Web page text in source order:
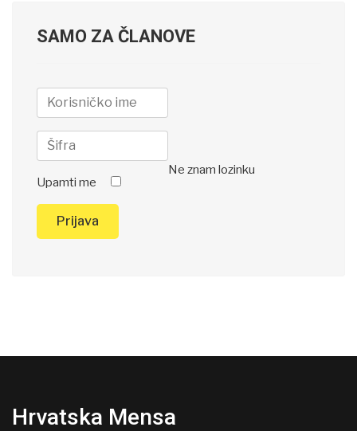
SAMO ZA ČLANOVE
Upamti me
Prijava
Ne znam lozinku
Hrvatska Mensa